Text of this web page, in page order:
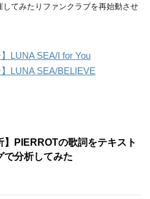
してみたりファンクラブを再始動させ
LUNA SEA/I for You
LUNA SEA/BELIEVE
】PIERROTの歌詞をテキスト
で分析してみた